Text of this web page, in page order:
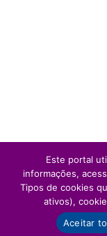
Este portal
informações,
Tipos de cookies
ativos),
Aceitar